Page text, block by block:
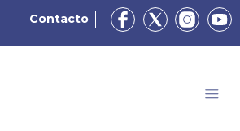
Contacto